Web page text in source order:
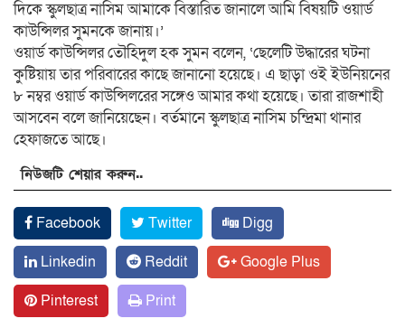
দিকে স্কুলছাত্র নাসিম আমাকে বিস্তারিত জানালে আমি বিষয়টি ওয়ার্ড
কাউন্সিলর সুমনকে জানায়।’
ওয়ার্ড কাউন্সিলর তৌহিদুল হক সুমন বলেন, ‘ছেলেটি উদ্ধারের ঘটনা
কুষ্টিয়ায় তার পরিবারের কাছে জানানো হয়েছে। এ ছাড়া ওই ইউনিয়নের
৮ নম্বর ওয়ার্ড কাউন্সিলরের সঙ্গেও আমার কথা হয়েছে। তারা রাজশাহী
আসবেন বলে জানিয়েছেন। বর্তমানে স্কুলছাত্র নাসিম চন্দ্রিমা থানার
হেফাজতে আছে।
নিউজটি শেয়ার করুন..
Facebook Twitter
Digg
Linkedin
Reddit
Google Plus
Pinterest
Print